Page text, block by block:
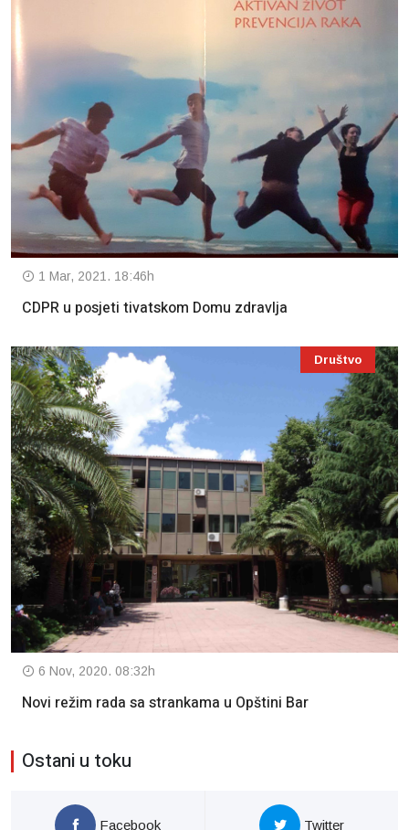
1 Mar, 2021. 18:46h
CDPR u posjeti tivatskom Domu zdravlja
Društvo
6 Nov, 2020. 08:32h
Novi režim rada sa strankama u Opštini Bar
Ostani u toku
Facebook Twitter